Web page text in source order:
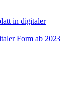
in digitaler
Form ab 2023